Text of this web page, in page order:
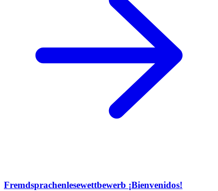
Fremdsprachenlesewettbewerb ¡Bienvenidos!